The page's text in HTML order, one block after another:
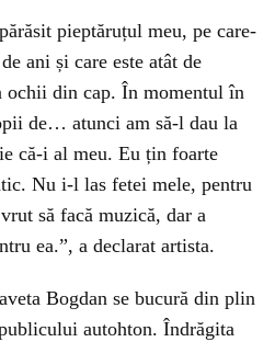
pieptăruțul meu, pe care-
ani și care este atât de
din cap. În momentul în
de… atunci am să-l dau la
că-i al meu. Eu țin foarte
Nu i-l las fetei mele, pentru
să facă muzică, dar a
ea.”, a declarat artista.
Bogdan se bucură din plin
autohton. Îndrăgita